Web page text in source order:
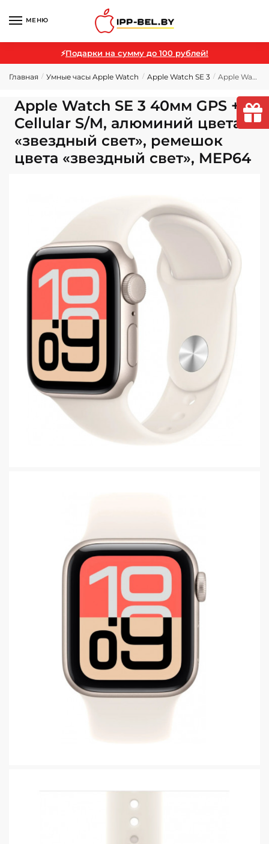
МЕНЮ
⚡Подарки на сумму до 100 рублей!
Главная / Умные часы Apple Watch / Apple Watch SE 3 / Apple Watch SE 3 40мм GPS + Cellular S/M, алюминий цвета «звездный свет», ремешок цвета «звездный свет», MEP64
Apple Watch SE 3 40мм GPS +
Cellular S/M, алюминий цвета
«звездный свет», ремешок
цвета «звездный свет», MEP64